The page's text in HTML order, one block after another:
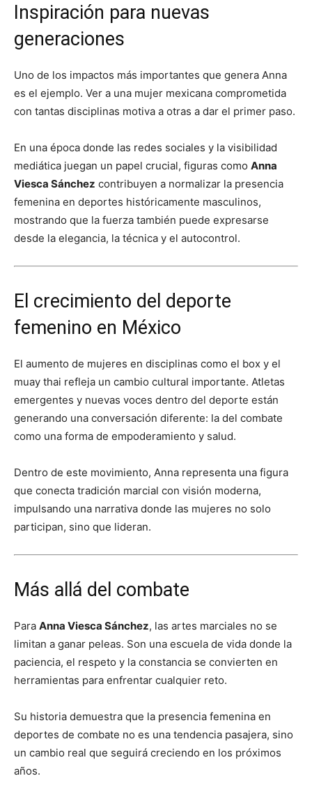
Inspiración para nuevas
generaciones
Uno de los impactos más importantes que genera Anna
es el ejemplo. Ver a una mujer mexicana comprometida
con tantas disciplinas motiva a otras a dar el primer paso.
En una época donde las redes sociales y la visibilidad
mediática juegan un papel crucial, figuras como Anna
Viesca Sánchez contribuyen a normalizar la presencia
femenina en deportes históricamente masculinos,
mostrando que la fuerza también puede expresarse
desde la elegancia, la técnica y el autocontrol.
El crecimiento del deporte
femenino en México
El aumento de mujeres en disciplinas como el box y el
muay thai refleja un cambio cultural importante. Atletas
emergentes y nuevas voces dentro del deporte están
generando una conversación diferente: la del combate
como una forma de empoderamiento y salud.
Dentro de este movimiento, Anna representa una figura
que conecta tradición marcial con visión moderna,
impulsando una narrativa donde las mujeres no solo
participan, sino que lideran.
Más allá del combate
Para Anna Viesca Sánchez, las artes marciales no se
limitan a ganar peleas. Son una escuela de vida donde la
paciencia, el respeto y la constancia se convierten en
herramientas para enfrentar cualquier reto.
Su historia demuestra que la presencia femenina en
deportes de combate no es una tendencia pasajera, sino
un cambio real que seguirá creciendo en los próximos
años.